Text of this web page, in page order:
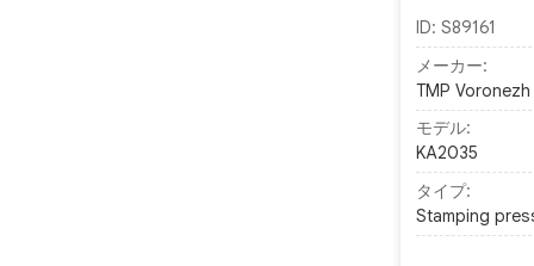
ID: S89161
メーカー:
TMP Voronezh
モデル:
KA2035
タイプ:
Stamping